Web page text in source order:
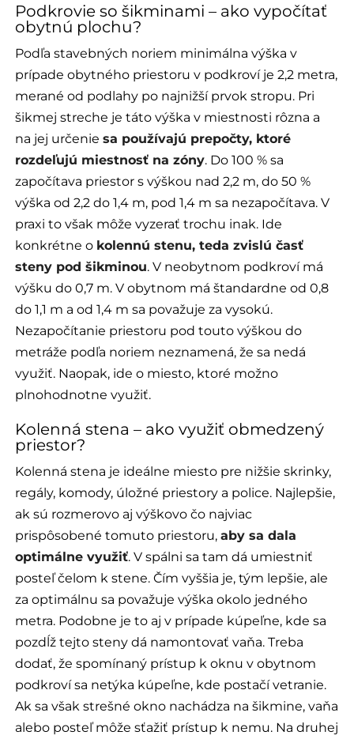
Podkrovie so šikminami – ako vypočítať
obytnú plochu?
Podľa stavebných noriem minimálna výška v
prípade obytného priestoru v podkroví je 2,2 metra,
merané od podlahy po najnižší prvok stropu. Pri
šikmej streche je táto výška v miestnosti rôzna a
na jej určeniesa používajú prepočty, ktoré
rozdeľujú miestnosť na zóny. Do 100 % sa
započítava priestor s výškou nad 2,2 m, do 50 %
výška od 2,2 do 1,4 m, pod 1,4 m sa nezapočítava. V
praxi to však môže vyzerať trochu inak. Ide
konkrétne o kolennú stenu, teda zvislú časť
steny pod šikminou. V neobytnom podkroví má
výšku do 0,7 m. V obytnom má štandardne od 0,8
do 1,1 m a od 1,4 m sa považuje za vysokú.
Nezapočítanie priestoru pod touto výškou do
metráže podľa noriem neznamená, že sa nedá
využiť. Naopak, ide o miesto, ktoré možno
plnohodnotne využiť.
Kolenná stena – ako využiť obmedzený
priestor?
Kolenná stena je ideálne miesto pre nižšie skrinky,
regály, komody, úložné priestory a police. Najlepšie,
ak sú rozmerovo aj výškovo čo najviac
prispôsobené tomuto priestoru,aby sa dala
optimálne využiť. V spálni sa tam dá umiestniť
posteľ čelom k stene. Čím vyššia je, tým lepšie, ale
za optimálnu sa považuje výška okolo jedného
metra. Podobne je to aj v prípade kúpeľne, kde sa
pozdĺž tejto steny dá namontovať vaňa. Treba
dodať, že spomínaný prístup k oknu v obytnom
podkroví sa netýka kúpeľne, kde postačí vetranie.
Ak sa však strešné okno nachádza na šikmine, vaňa
alebo posteľ môže sťažiť prístup k nemu. Na druhej